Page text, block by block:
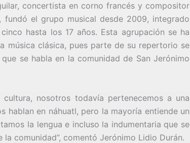
concertista en corno francés y compositor
fundó el grupo musical desde 2009, integrado
hasta los 17 años. Esta agrupación se ha
música clásica, pues parte de su repertorio se
se habla en la comunidad de San Jerónimo
nosotros todavía pertenecemos a una
hablan en náhuatl, pero la mayoría entiende un
la lengua e incluso la indumentaria que se
comunidad”, comentó Jerónimo Lidio Durán.